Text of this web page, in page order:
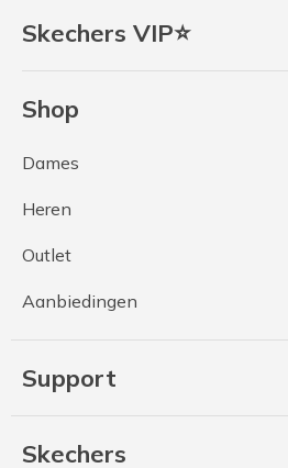
Skechers VIP⭐
Shop
Dames
Heren
Outlet
Aanbiedingen
Support
Skechers